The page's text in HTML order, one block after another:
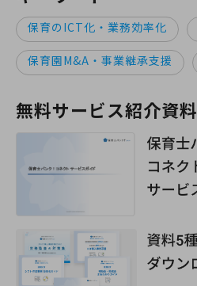
保育のICT化・業務効率化
保育園M&A・事業継承支援
無料サービス紹介資料